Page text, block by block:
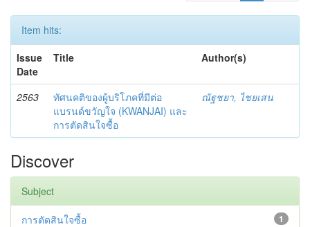
Item hits:
Issue
Date
Title Author(s)
2563
ทัศนคติของผู้บริโภคที่มีต่อ
แบรนด์ขวัญใจ (KWANJAI) และ
การตัดสินใจซื้อ
ณัฐชยา, ไชยเสน
Discover
Subject
1
การตัดสินใจซื้อ